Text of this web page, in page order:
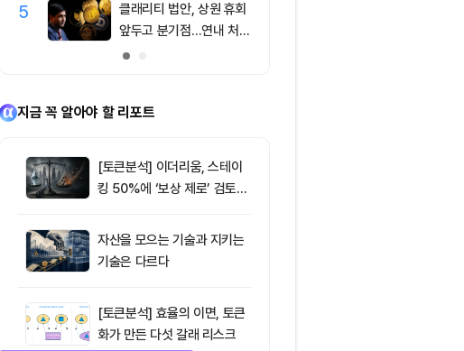
5
클래리티 법안, 상원 휴회
앞두고 분기점…연내 처리
불투명
지금 꼭 알아야 할 리포트
[토큰분석] 이더리움, 스테이
킹 50%에 ‘보상 제로’ 검토…
역행인가
자산을 모으는 기술과 지키는
기술은 다르다
[토큰분석] 효율의 이면, 토큰
화가 만든 다섯 갈래 리스크